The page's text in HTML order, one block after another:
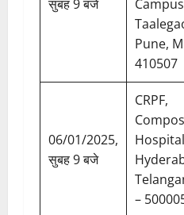
सुबह 9 बजे
Pune,
410507
06/01/2025,
सुबह 9 बजे
CRPF,
–